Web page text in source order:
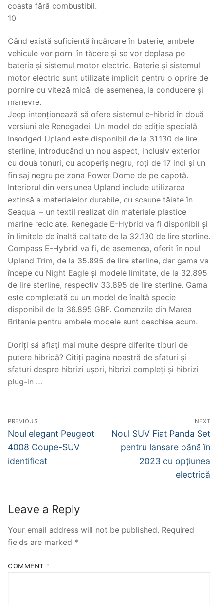
coasta fără combustibil.
10
Când există suficientă încărcare în baterie, ambele
vehicule vor porni în tăcere și se vor deplasa pe
bateria și sistemul motor electric. Baterie și sistemul
motor electric sunt utilizate implicit pentru o oprire de
pornire cu viteză mică, de asemenea, la conducere și
manevre.
Jeep intenționează să ofere sistemul e-hibrid în două
versiuni ale Renegadei. Un model de ediție specială
Insodged Upland este disponibil de la 31.130 de lire
sterline, introducând un nou aspect, inclusiv exterior
cu două tonuri, cu acoperiș negru, roți de 17 inci și un
finisaj negru pe zona Power Dome de pe capotă.
Interiorul din versiunea Upland include utilizarea
extinsă a materialelor durabile, cu scaune tăiate în
Seaqual – un textil realizat din materiale plastice
marine reciclate. Renegade E-Hybrid va fi disponibil și
în limitele de înaltă calitate de la 32.130 de lire sterline.
Compass E-Hybrid va fi, de asemenea, oferit în noul
Upland Trim, de la 35.895 de lire sterline, dar gama va
începe cu Night Eagle și modele limitate, de la 32.895
de lire sterline, respectiv 33.895 de lire sterline. Gama
este completată cu un model de înaltă specie
disponibil de la 36.895 GBP. Comenzile din Marea
Britanie pentru ambele modele sunt deschise acum.
Doriți să aflați mai multe despre diferite tipuri de
putere hibridă? Citiți pagina noastră de sfaturi și
sfaturi despre hibrizi ușori, hibrizi compleți și hibrizi
plug-in …
Post
navigation
PREVIOUS
Previous
post:
Noul elegant Peugeot
4008 Coupe-SUV
identificat
NEXT
Next
post:
Noul SUV Fiat Panda Set
pentru lansare până în
2023 cu opțiunea
electrică
Leave a Reply
Your email address will not be published. Required
fields are marked *
COMMENT *